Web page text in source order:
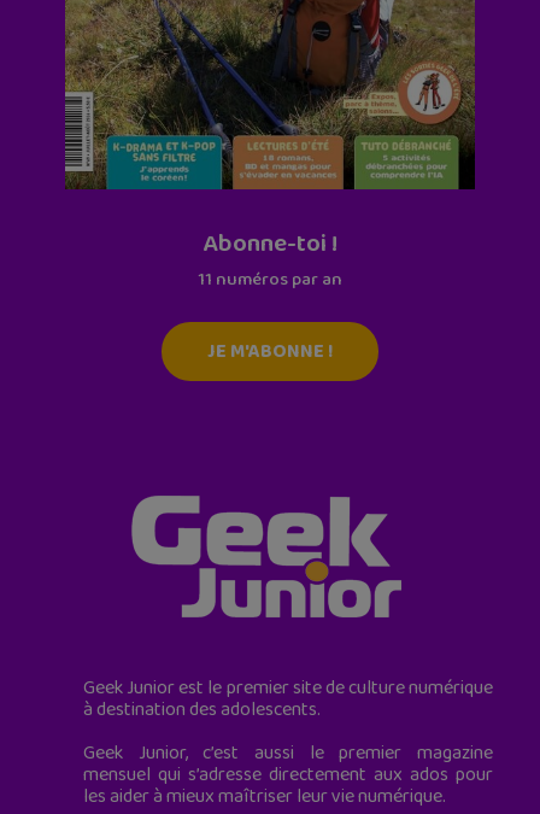
Abonne-toi !
11 numéros par an
JE M'ABONNE !
Geek Junior est le premier site de culture numérique
à destination des adolescents.
Geek Junior, c’est aussi le premier magazine
mensuel qui s’adresse directement aux ados pour
les aider à mieux maîtriser leur vie numérique.